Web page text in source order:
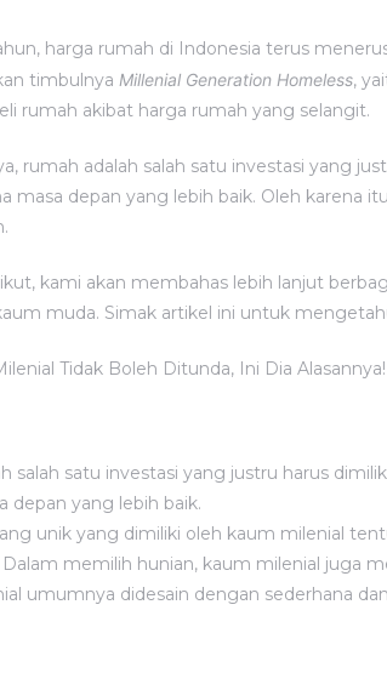
harga rumah di Indonesia terus
timbulnya Millenial Generation Homeless,
rumah akibat harga rumah yang selangit.
rumah adalah salah satu investasi yang
masa depan yang lebih baik. Oleh karena
kami akan membahas lebih lanjut
muda. Simak artikel ini untuk
salah satu investasi yang justru harus
depan yang lebih baik.
unik yang dimiliki oleh kaum milenial
memilih hunian, kaum milenial juga
umumnya didesain dengan sederhana